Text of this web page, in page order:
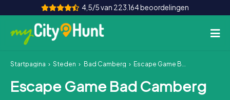
4,5/5 van 223.164 beoordelingen
Hoe het werkt
Steden
Startpagina Steden Bad Camberg Escape Game Bad Camberg
Escape Game Bad Camberg